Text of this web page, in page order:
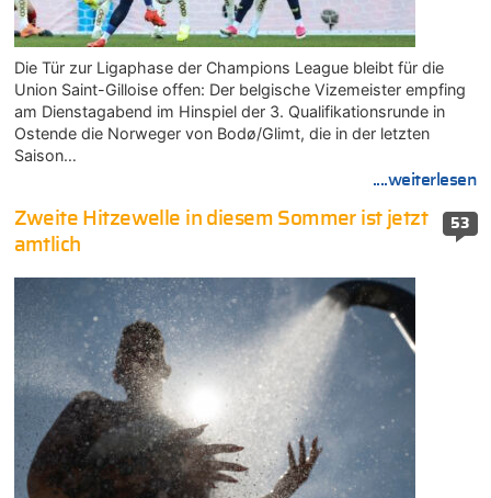
Die Tür zur Ligaphase der Champions League bleibt für die
Union Saint-Gilloise offen: Der belgische Vizemeister empfing
am Dienstagabend im Hinspiel der 3. Qualifikationsrunde in
Ostende die Norweger von Bodø/Glimt, die in der letzten
Saison…
....weiterlesen
53
Zweite Hitzewelle in diesem Sommer ist jetzt
amtlich